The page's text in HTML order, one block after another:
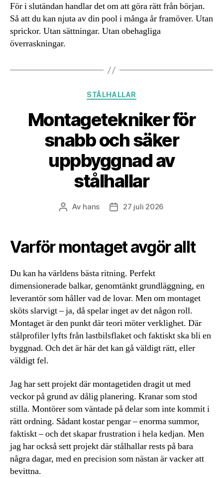
För i slutändan handlar det om att göra rätt från början.
Så att du kan njuta av din pool i många år framöver. Utan
sprickor. Utan sättningar. Utan obehagliga
överraskningar.
Kategorier
STÅLHALLAR
Montagetekniker för
snabb och säker
uppbyggnad av
stålhallar
Inläggsförfattare
Av hans Inläggsdatum
27 juli 2026
Varför montaget avgör allt
Du kan ha världens bästa ritning. Perfekt
dimensionerade balkar, genomtänkt grundläggning, en
leverantör som håller vad de lovar. Men om montaget
sköts slarvigt – ja, då spelar inget av det någon roll.
Montaget är den punkt där teori möter verklighet. Där
stålprofiler lyfts från lastbilsflaket och faktiskt ska bli en
byggnad. Och det är här det kan gå väldigt rätt, eller
väldigt fel.
Jag har sett projekt där montagetiden dragit ut med
veckor på grund av dålig planering. Kranar som stod
stilla. Montörer som väntade på delar som inte kommit i
rätt ordning. Sådant kostar pengar – enorma summor,
faktiskt – och det skapar frustration i hela kedjan. Men
jag har också sett projekt där stålhallar rests på bara
några dagar, med en precision som nästan är vacker att
bevittna.